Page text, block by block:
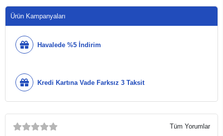
Ürün Kampanyaları
Havalede %5 İndirim
Kredi Kartına Vade Farksız 3 Taksit
Tüm Yorumlar